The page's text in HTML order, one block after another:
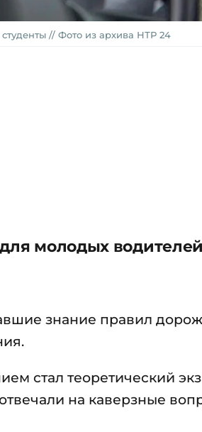
// Фото из архива НТР 24
молодых
знание правил
стал теоретический
на каверзные